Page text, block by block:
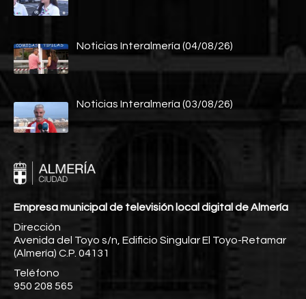
Noticias Interalmería (04/08/26)
Noticias Interalmería (03/08/26)
Empresa municipal de televisión local digital de Almería
Dirección
Avenida del Toyo s/n, Edificio Singular El Toyo-Retamar
(Almería) C.P. 04131
Teléfono
950 208 565